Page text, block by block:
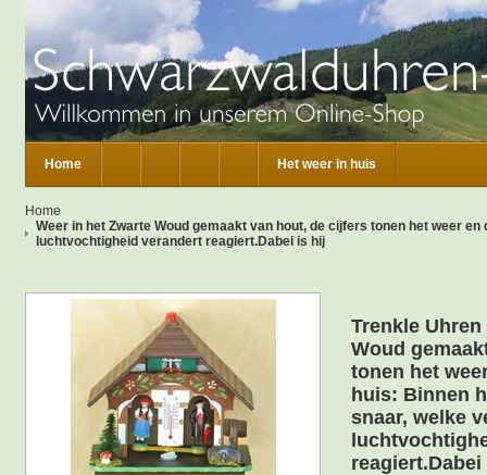
Home Het weer in huis
Home
Weer in het Zwarte Woud gemaakt van hout, de cijfers tonen het weer
luchtvochtigheid verandert reagiert.Dabei is hij
Trenkle
Woud
tonen het
huis: Binnen
snaar, welke